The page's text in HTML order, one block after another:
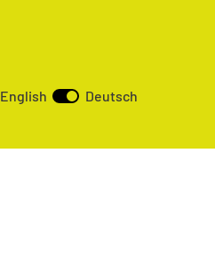
English Deutsch